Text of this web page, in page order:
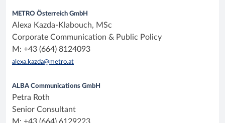
METRO Österreich GmbH
Alexa Kazda-Klabouch, MSc
Corporate Communication & Public Policy
M: +43 (664) 8124093
alexa.kazda@metro.at
ALBA Communications GmbH
Petra Roth
Senior Consultant